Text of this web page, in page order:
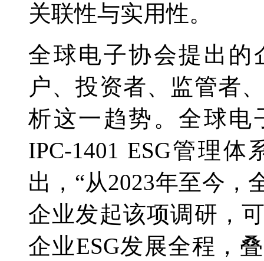
关联性与实用性。
全球电子协会提出的
户、投资者、监管者
析这一趋势。全球电
IPC-1401 ESG管理
出，“从2023年至今，
企业发起该项调研，
企业ESG发展全程，